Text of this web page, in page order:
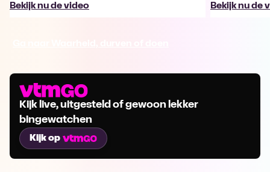
Bekijk nu de video Bekijk nu de
Kijk live, uitgesteld of gewoon lekker
bingewatchen
Kijk op